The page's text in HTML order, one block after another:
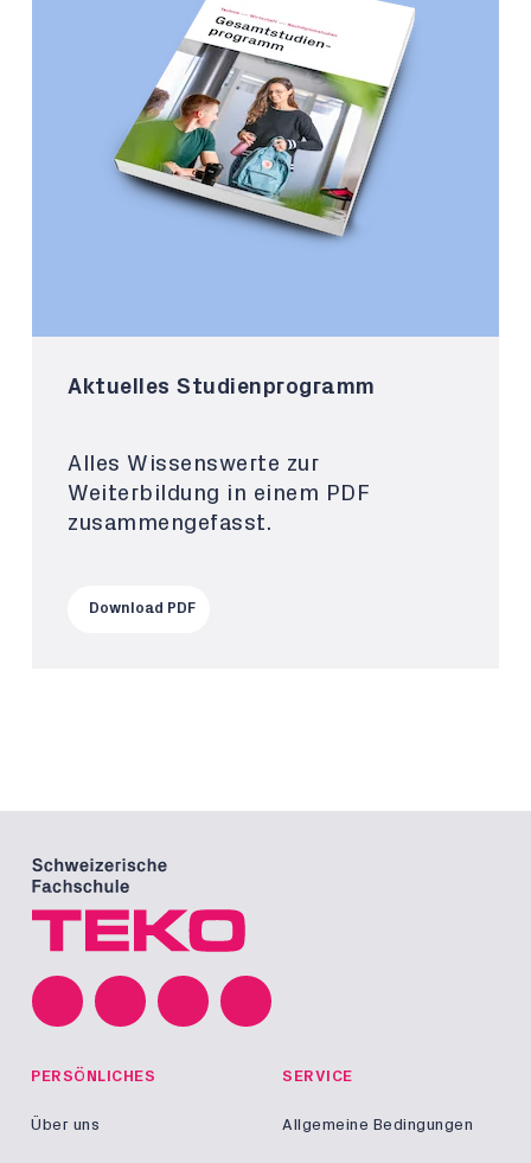
Aktuelles Studienprogramm
Alles Wissenswerte zur
Weiterbildung in einem PDF
zusammengefasst.
Download PDF
PERSÖNLICHES
Über uns
SERVICE
Allgemeine Bedingungen